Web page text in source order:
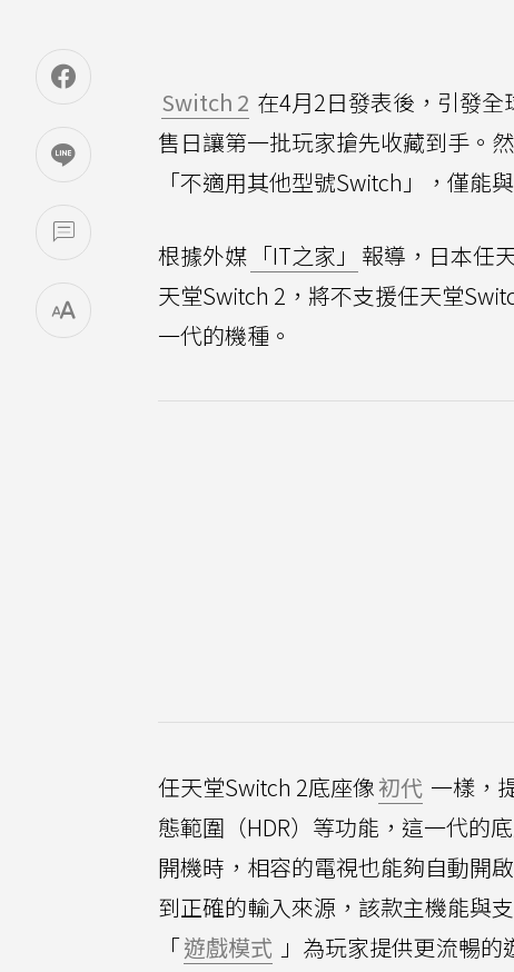
Switch 2 在4月2日發表後，引發
售日讓第一批玩家搶先收藏到手。
「不適用其他型號Switch」，僅能
根據外媒 「IT之家」 報導，日本任
天堂Switch 2，將不支援任天堂
一代的機種。
任天堂Switch 2底座像初代 一樣，
態範圍（HDR）等功能，這一代的
開機時，相容的電視也能夠自動開
到正確的輸入來源，該款主機能與
「遊戲模式 」為玩家提供更流暢的